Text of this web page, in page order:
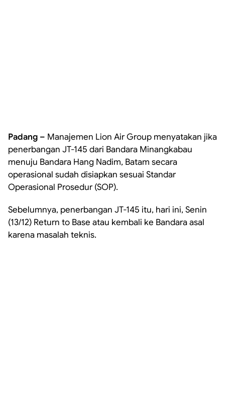
Padang – Manajemen Lion Air Group menyatakan jika
penerbangan JT-145 dari Bandara Minangkabau
menuju Bandara Hang Nadim, Batam secara
operasional sudah disiapkan sesuai Standar
Operasional Prosedur (SOP).
Sebelumnya, penerbangan JT-145 itu, hari ini, Senin
(13/12) Return to Base atau kembali ke Bandara asal
karena masalah teknis.